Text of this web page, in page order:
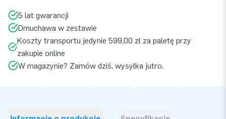
5 lat gwarancji
Dmuchawa w zestawie
Koszty transportu jedynie 599,00 zł za paletę przy
zakupie online
W magazynie? Zamów dziś, wysyłka jutro.